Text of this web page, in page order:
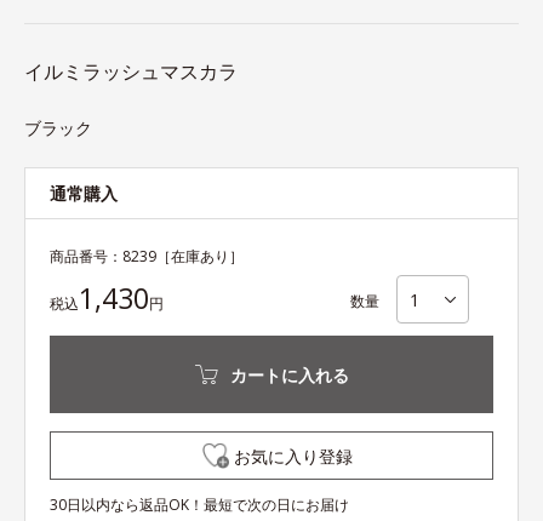
イルミラッシュマスカラ
ブラック
通常購入
商品番号： 8239 ［在庫あり］
税込1,430円 数量
カートに入れる
お気に入り登録
30日以内なら返品OK！最短で次の日にお届け